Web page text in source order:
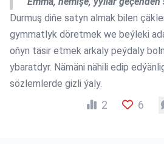
Durmuş diňe satyn almak bilen
gymmatlyk döretmek we beýleki
oňyn täsir etmek arkaly peýdaly
ybaratdyr. Nämäni nähili edip
sözlemlerde gizli ýaly.
2 6